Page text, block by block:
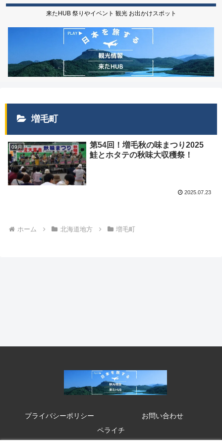
来たHUB 祭りやイベント 観光 お出かけスポット
増毛町
09月
第54回！増毛秋の味まつり2025
鮭とホタテの秋味大収穫祭！
2025.07.23
ホーム 北海道地方 増毛町
プライバシーポリシー
お問い合わせ
ペライチ